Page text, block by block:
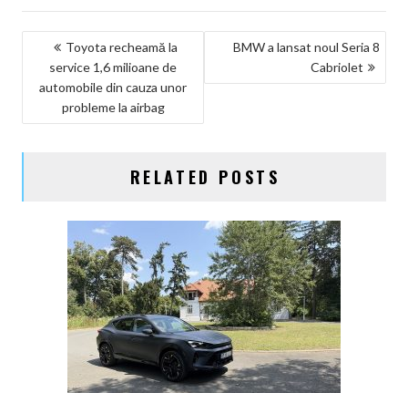
NAVIGARE
ARTICOLE
Toyota recheamă la
service 1,6 milioane de
automobile din cauza unor
probleme la airbag
BMW a lansat noul Seria 8
Cabriolet
RELATED POSTS